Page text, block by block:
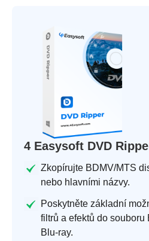
4 Easysoft DVD
Zkopírujte BDMV/MTS
nebo hlavními názvy.
Poskytněte základní
filtrů a efektů do souboru
Blu-ray.